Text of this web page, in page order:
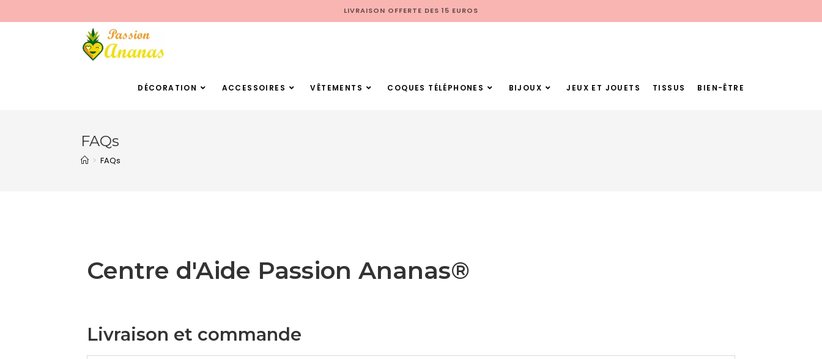
LIVRAISON OFFERTE DES 15 EUROS
DÉCORATION ACCESSOIRES VÊTEMENTS COQUES TÉLÉPHONES BIJOUX JEUX ET JOUETS TISSUS BIEN-ÊTRE
FAQs
> FAQs
Centre d'Aide Passion Ananas®
Livraison et commande